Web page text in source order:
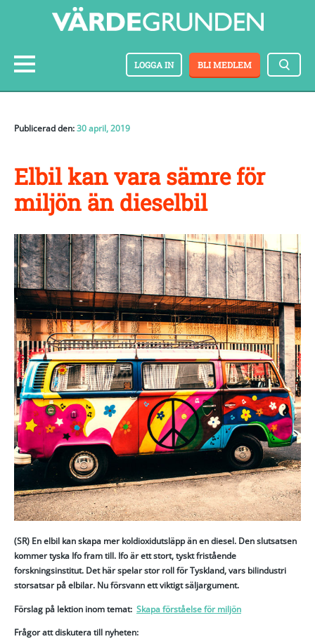
BLI MEDLEM
LOGGA IN
Publicerad den:30 april, 2019
Elbil kan vara sämre för
miljön än dieselbil
(SR) En elbil kan skapa mer koldioxidutsläpp än en diesel. Den slutsatsen
kommer tyska Ifo fram till. Ifo är ett stort, tyskt fristående
forskningsinstitut. Det här spelar stor roll för Tyskland, vars bilindustri
storsatsar på elbilar. Nu försvann ett viktigt säljargument.
Förslag på lektion inom temat: Skapa förståelse för miljön
Frågor att diskutera till nyheten: